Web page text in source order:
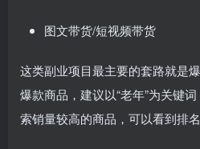
图文带货/短视频带货
这类副业项目最主要的套路就是
爆款商品，建议以“老年”为关键
索销量较高的商品，可以看到排